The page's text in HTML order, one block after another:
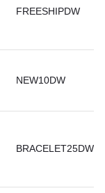
FREESHIPDW
NEW10DW
BRACELET25DW